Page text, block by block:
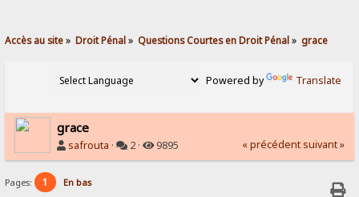
Accès au site» Droit Pénal» Questions Courtes en Droit Pénal» grace
Powered by Translate
grace
safrouta · 2 · 9895 « précédent suivant »
Pages: 1 En bas